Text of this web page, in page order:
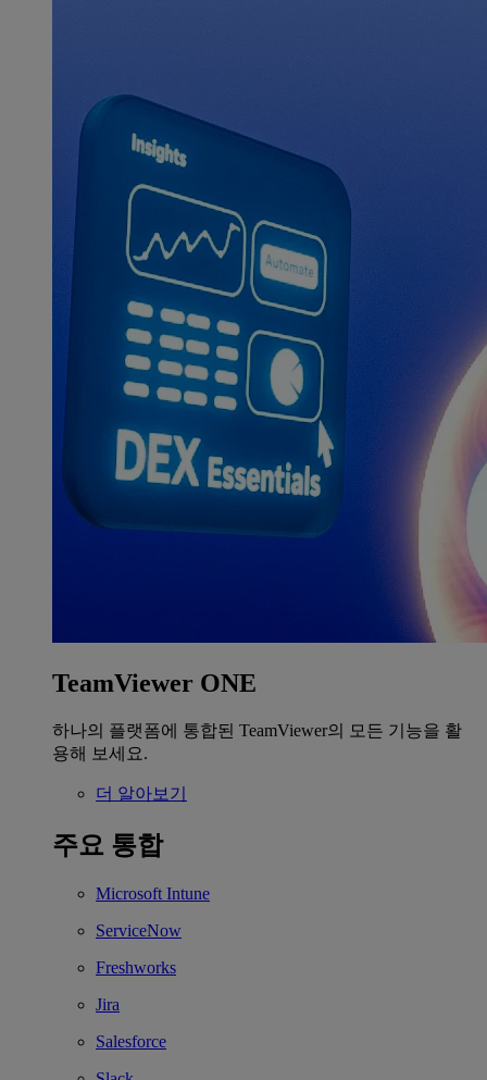
TeamViewer ONE
하나의 플랫폼에 통합된 TeamViewer의 모든 기능을 활
용해 보세요.
더 알아보기
주요 통합
Microsoft Intune
ServiceNow
Freshworks
Jira
Salesforce